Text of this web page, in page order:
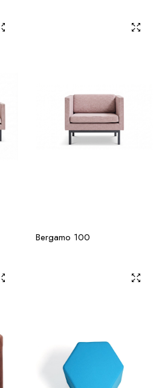
Bergamo 100